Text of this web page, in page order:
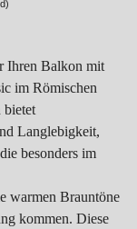
Ihren Balkon mit
im Römischen
bietet
Langlebigkeit,
besonders im
warmen Brauntöne
kommen. Diese